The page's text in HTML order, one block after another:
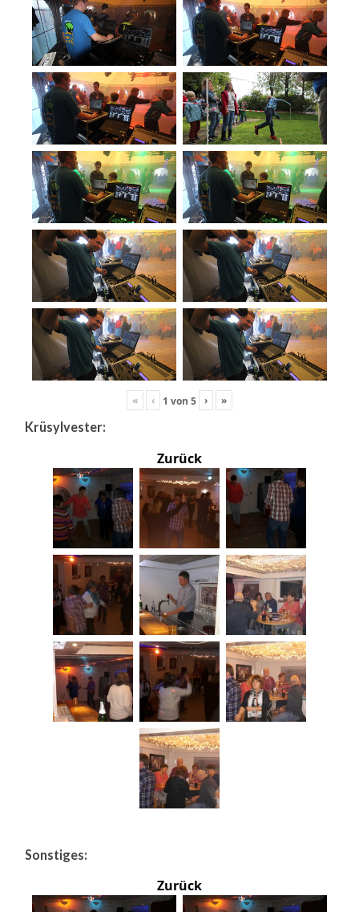
« ‹ 1 von 5 › »
Krüsylvester:
Zurück
Sonstiges:
Zurück